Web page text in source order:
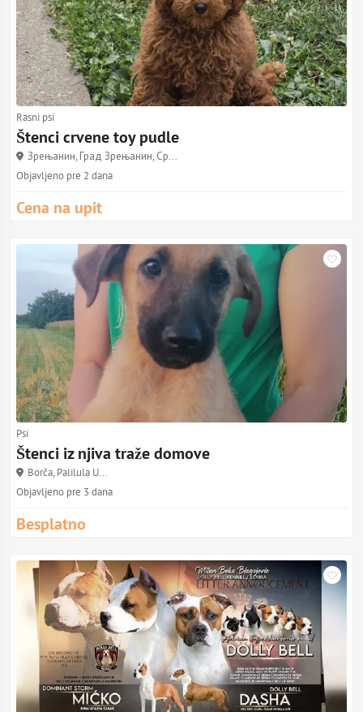
Rasni psi
Štenci crvene toy pudle
Зрењанин, Град Зрењанин, Ср...
Objavljeno pre 2 dana
Cena na upit
Psi
Štenci iz njiva traže domove
Borča, Palilula U...
Objavljeno pre 3 dana
Besplatno